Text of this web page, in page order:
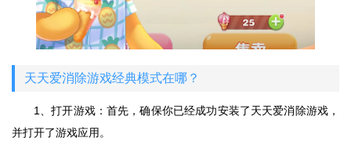
天天爱消除游戏经典模式在哪？
1、打开游戏：首先，确保你已经成功安装了天天爱消除游戏，
并打开了游戏应用。